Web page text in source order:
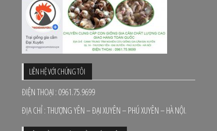
LIÊN HỆ VỚI CHÚNG TÔI
ĐIỆN THOẠI : 0961.75.9699
ĐỊA CHỈ : THƯỢNG YÊN – ĐẠI XUYÊN – PHÚ XUYÊN – HÀ NỘI.